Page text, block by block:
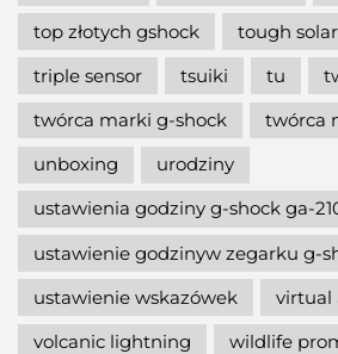
top złotych gshock
tough solar
triple sensor
tsuiki tu
twórca marki g-shock
twórca
unboxing
urodziny
ustawienia godziny g-shock ga-
ustawienie godzinyw zegarku g-
ustawienie wskazówek
virtual
volcanic lightning
wildlife